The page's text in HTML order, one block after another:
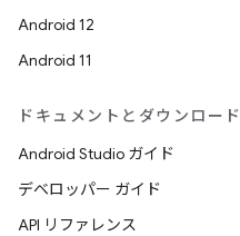
Android 12
Android 11
ドキュメントとダウンロード
Android Studio ガイド
デベロッパー ガイド
API リファレンス